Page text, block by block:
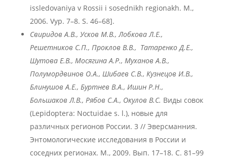
issledovaniya v Rossii i sosednikh regionakh. М.,
2006. Vyp. 7–8. S. 46–68].
Свиридов А.В., Усков М.В., Лобкова Л.Е.,
Решетников С.П., Проклов В.В., Татаренко Д.Е.,
Шутова Е.В., Мосягина А.Р., Муханов А.В.,
Полумордвинов О.А., Шибаев С.В., Кузнецов И.В.,
Блинушов А.Е., Буртнев В.А., Ишин Р.Н.,
Большаков Л.В., Рябов С.А., Окулов В.С. Виды совок
(Lepidoptera: Noctuidae s. l.), новые для
различных регионов России. 3 // Эверсманния.
Энтомологические исследования в России и
соседних регионах. М., 2009. Вып. 17–18. С. 81–99